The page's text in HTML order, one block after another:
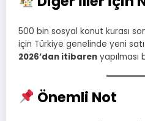
500 bin sosyal konut kurası
için Türkiye genelinde yeni
2026’dan itibaren yapılması
Önemli Not